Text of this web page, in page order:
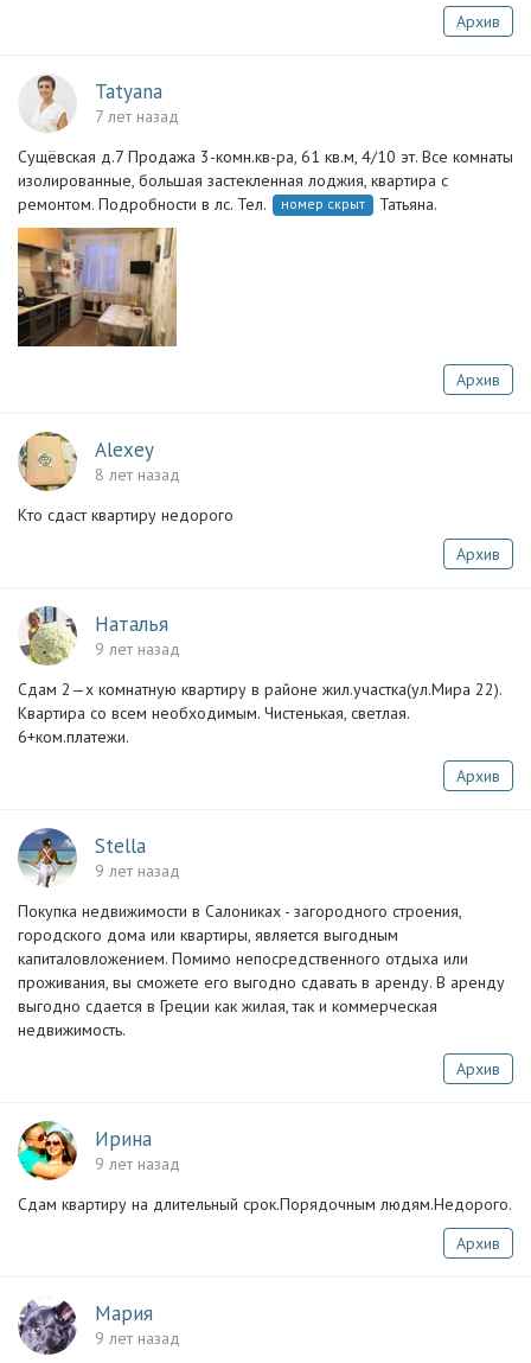
Архив
Tatyana
7 лет назад
Сущёвская д.7 Продажа 3-комн.кв-ра, 61 кв.м, 4/10 эт. Все комнаты
изолированные, большая застекленная лоджия, квартира с
ремонтом. Подробности в лс. Тел.
номер скрыт Татьяна.
Архив
Alexey
8 лет назад
Кто сдаст квартиру недорого
Архив
Наталья
9 лет назад
Сдам 2—х комнатную квартиру в районе жил.участка(ул.Мира 22).
Квартира со всем необходимым. Чистенькая, светлая.
6+ком.платежи.
Архив
Stella
9 лет назад
Покупка недвижимости в Салониках - загородного строения,
городского дома или квартиры, является выгодным
капиталовложением. Помимо непосредственного отдыха или
проживания, вы сможете его выгодно сдавать в аренду. В аренду
выгодно сдается в Греции как жилая, так и коммерческая
недвижимость.
Архив
Ирина
9 лет назад
Сдам квартиру на длительный срок.Порядочным людям.Недорого.
Архив
Мария
9 лет назад